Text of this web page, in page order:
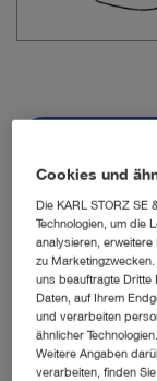
Menge:
Cookies und
Die KARL STORZ SE
Technologien, um die
analysieren,
zu
uns beauftragte Dritte
Daten, auf Ihrem
und verarbeiten
ähnlicher
Weitere Angaben
verarbeiten, finden